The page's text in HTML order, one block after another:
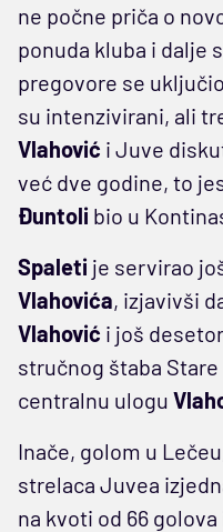
ne počne priča o
ponuda kluba i dalje
pregovore se
su intenzivirani, ali
Vlahović i Juve
već dve godine, to
Đuntoli bio u
Spaleti je servirao
Vlahovića, izjavivši
Vlahović i još
stručnog štaba
centralnu ulogu
Inače, golom u
strelaca Juvea
na kvoti od 66